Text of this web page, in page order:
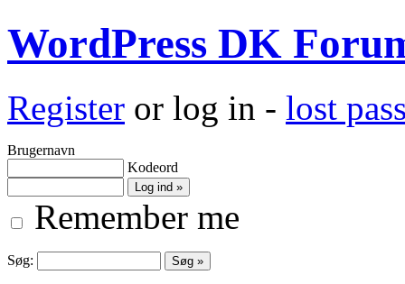
WordPress DK
Register or log in - lost
Brugernavn
Kodeord
Remember me
Søg: